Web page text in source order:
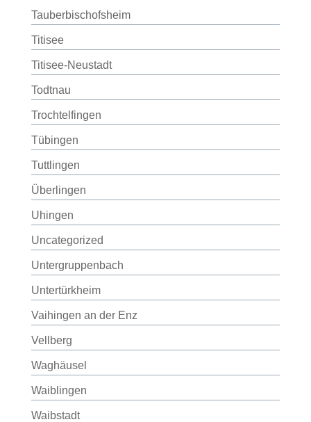
Tauberbischofsheim
Titisee
Titisee-Neustadt
Todtnau
Trochtelfingen
Tübingen
Tuttlingen
Überlingen
Uhingen
Uncategorized
Untergruppenbach
Untertürkheim
Vaihingen an der Enz
Vellberg
Waghäusel
Waiblingen
Waibstadt